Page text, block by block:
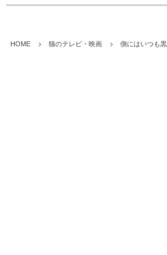
HOME 猫のテレビ・映画 側にはいつも